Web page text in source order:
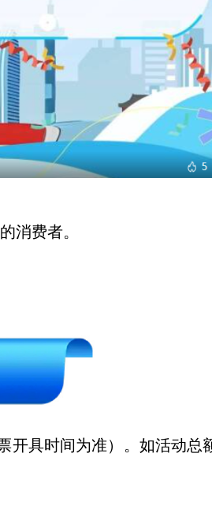
消费者。
开具时间为准）。如活动总